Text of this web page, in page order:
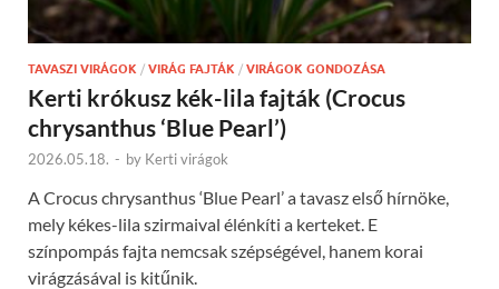
TAVASZI VIRÁGOK / VIRÁG FAJTÁK / VIRÁGOK GONDOZÁSA
Kerti krókusz kék-lila fajták (Crocus
chrysanthus ‘Blue Pearl’)
2026.05.18. - by Kerti virágok
A Crocus chrysanthus ‘Blue Pearl’ a tavasz első hírnöke,
mely kékes-lila szirmaival élénkíti a kerteket. E
színpompás fajta nemcsak szépségével, hanem korai
virágzásával is kitűnik.